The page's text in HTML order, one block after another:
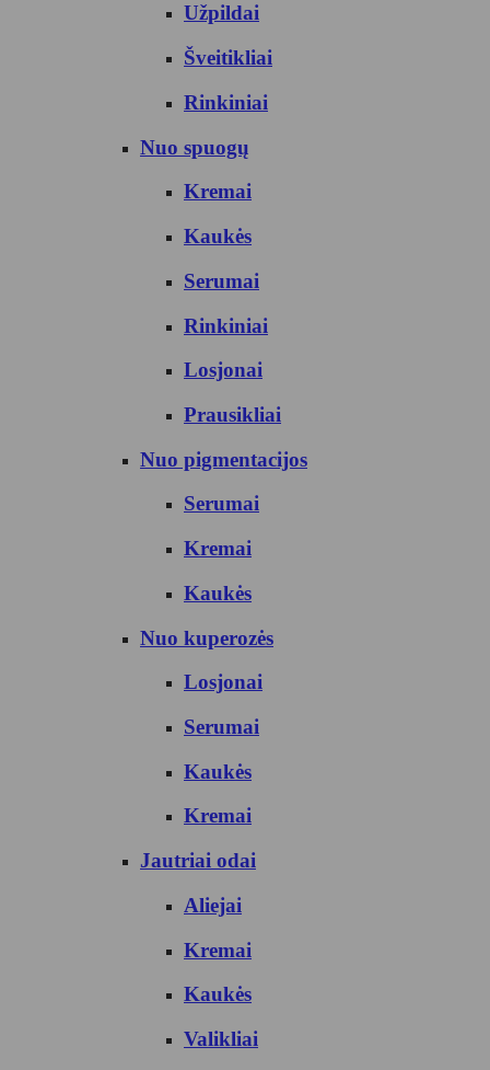
Užpildai
Šveitikliai
Rinkiniai
Nuo spuogų
Kremai
Kaukės
Serumai
Rinkiniai
Losjonai
Prausikliai
Nuo pigmentacijos
Serumai
Kremai
Kaukės
Nuo kuperozės
Losjonai
Serumai
Kaukės
Kremai
Jautriai odai
Aliejai
Kremai
Kaukės
Valikliai